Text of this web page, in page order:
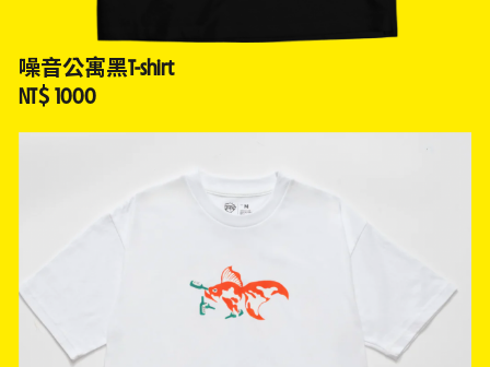
噪音公寓黑T-shirt
NT$ 1000